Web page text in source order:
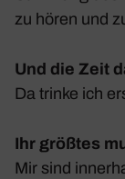
zu hören und
Und die Zeit
Da trinke ich
Ihr größtes
Mir sind